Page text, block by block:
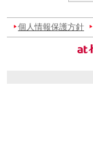
個人情報保護方針